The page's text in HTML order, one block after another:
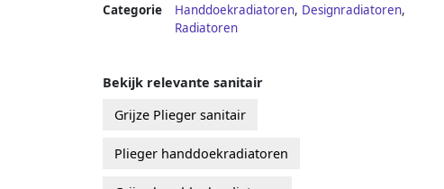
Categorie Handdoekradiatoren, Designradiatoren,
Radiatoren
Bekijk relevante sanitair
Grijze Plieger sanitair
Plieger handdoekradiatoren